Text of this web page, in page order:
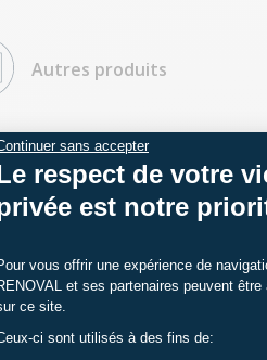
sans accepter
respect de votre
est notre
vous offrir une expérience de
et ses partenaires peuvent
ce site.
ci sont utilisés à des fins de:
Autres produits